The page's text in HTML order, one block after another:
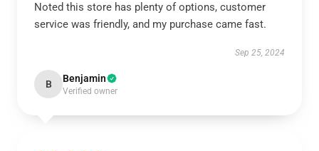
Noted this store has plenty of options, customer
service was friendly, and my purchase came fast.
Sep 25, 2024
B Benjamin
Verified owner